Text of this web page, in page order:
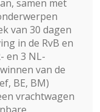
samen met
van 30 dagen
in de RvB en
en 3 NL-
van de
BE, BM)
vrachtwagen